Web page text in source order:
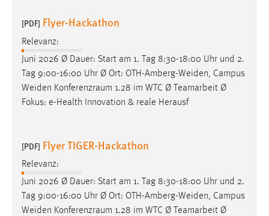
[PDF] Flyer-Hackathon
Relevanz:
Juni 2026 Ø Dauer: Start am 1. Tag 8:30-18:00 Uhr und 2.
Tag 9:00-16:00 Uhr Ø Ort: OTH-Amberg-Weiden, Campus
Weiden Konferenzraum 1.28 im WTC Ø Teamarbeit Ø
Fokus: e-Health Innovation & reale Herausf
[PDF] Flyer TIGER-Hackathon
Relevanz:
Juni 2026 Ø Dauer: Start am 1. Tag 8:30-18:00 Uhr und 2.
Tag 9:00-16:00 Uhr Ø Ort: OTH-Amberg-Weiden, Campus
Weiden Konferenzraum 1.28 im WTC Ø Teamarbeit Ø